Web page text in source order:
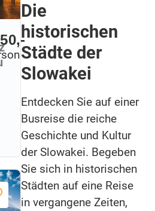
Die
historischen
Städte der
Slowakei
Entdecken Sie auf einer
Busreise die reiche
Geschichte und Kultur
der Slowakei. Begeben
Sie sich in historischen
Städten auf eine Reise
in vergangene Zeiten,